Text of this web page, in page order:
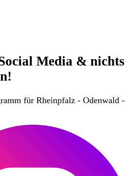
Media & nichts
für Rheinpfalz - Odenwald -